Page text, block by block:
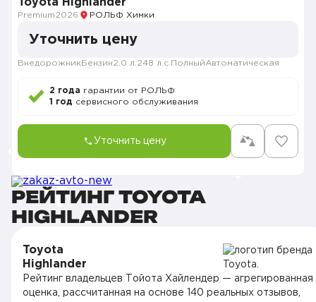
Toyota Highlander
Premium2026 РОЛЬФ Химки
Уточнить цену
Внедорожник Бензин2.0 л. 248 л.с. ПолныйАвтоматическая
2 года гарантии от РОЛЬФ
1 год сервисного обслуживания
Уточнить цену
РЕЙТИНГ TOYOTA
HIGHLANDER
Toyota
Highlander
Рейтинг владельцев Тойота Хайлендер — агрегированная
оценка, рассчитанная на основе 140 реальных отзывов,